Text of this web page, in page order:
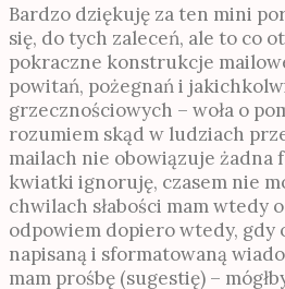
Bardzo dziękuję za ten mini
się, do tych zaleceń, ale to co
pokraczne konstrukcje
powitań, pożegnań i
grzecznościowych – woła o
rozumiem skąd w ludziach
mailach nie obowiązuje żadna
kwiatki ignoruję, czasem nie
chwilach słabości mam wtedy
odpowiem dopiero wtedy, gdy
napisaną i sformatowaną
mam prośbę (sugestię) –